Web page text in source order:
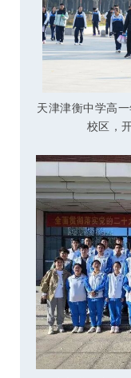
天津津衡中学高
校区，